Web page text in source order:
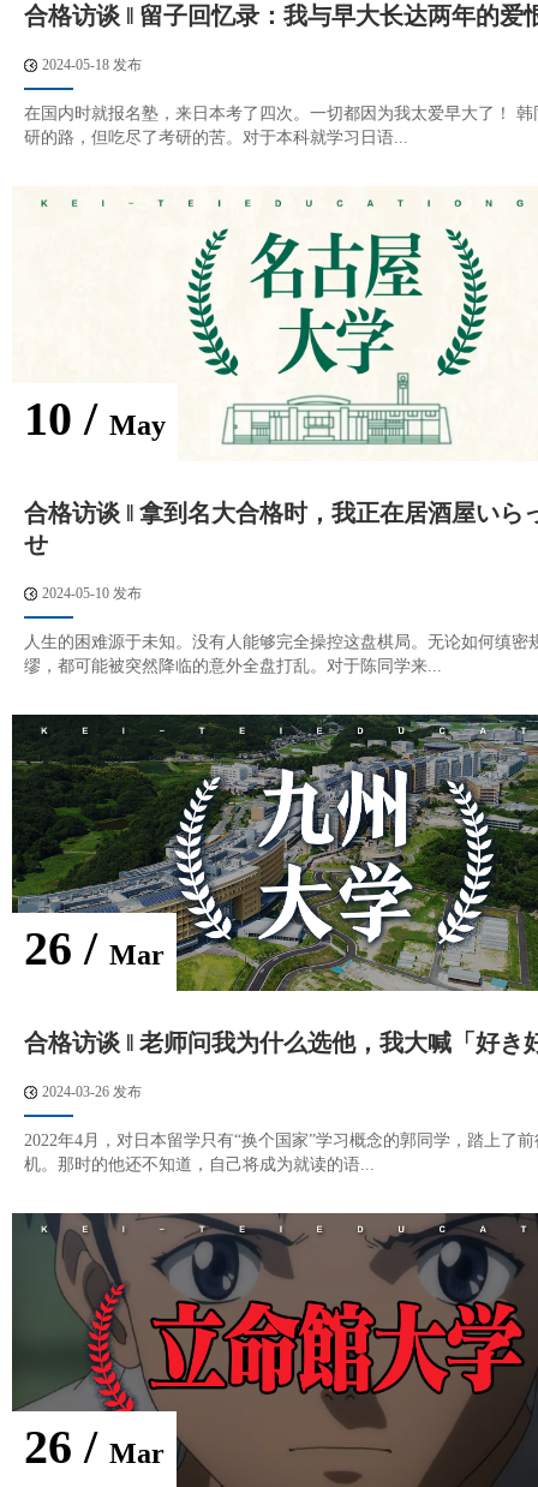
合格访谈 ‖ 留子回忆录：我与早大长达两年的爱
2024-05-18 发布
在国内时就报名塾，来日本考了四次。一切都因为我太爱早大了！
研的路，但吃尽了考研的苦。对于本科就学习日语...
10 / May
合格访谈 ‖ 拿到名大合格时，我正在居酒屋いら
せ
2024-05-10 发布
人生的困难源于未知。没有人能够完全操控这盘棋局。无论如何缜密
缪，都可能被突然降临的意外全盘打乱。对于陈同学来...
26 / Mar
合格访谈 ‖ 老师问我为什么选他，我大喊「好き
2024-03-26 发布
2022年4月，对日本留学只有“换个国家”学习概念的郭同学，踏上了
机。那时的他还不知道，自己将成为就读的语...
26 / Mar